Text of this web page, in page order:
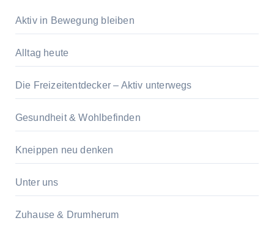
Aktiv in Bewegung bleiben
Alltag heute
Die Freizeitentdecker – Aktiv unterwegs
Gesundheit & Wohlbefinden
Kneippen neu denken
Unter uns
Zuhause & Drumherum